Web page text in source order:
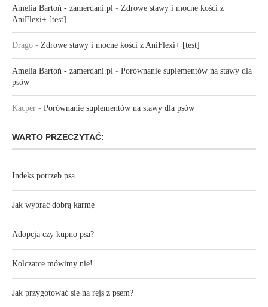
Amelia Bartoń - zamerdani.pl - Zdrowe stawy i mocne kości z
AniFlexi+ [test]
Drago - Zdrowe stawy i mocne kości z AniFlexi+ [test]
Amelia Bartoń - zamerdani.pl - Porównanie suplementów na stawy dla
psów
Kacper - Porównanie suplementów na stawy dla psów
WARTO PRZECZYTAĆ:
Indeks potrzeb psa
Jak wybrać dobrą karmę
Adopcja czy kupno psa?
Kolczatce mówimy nie!
Jak przygotować się na rejs z psem?